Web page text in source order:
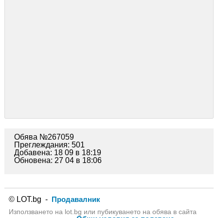
Обява №267059
Преглеждания: 501
Добавена: 18 09 в 18:19
Обновена: 27 04 в 18:06
© LOT.bg - Продавалник
Използването на lot.bg или пубикуването на обява в сайта